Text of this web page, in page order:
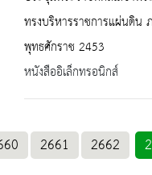
ทรงบริหารราชการแผ่นดิน
พุทธศักราช 2453
หนังสืออิเล็กทรอนิกส์
2661 2662